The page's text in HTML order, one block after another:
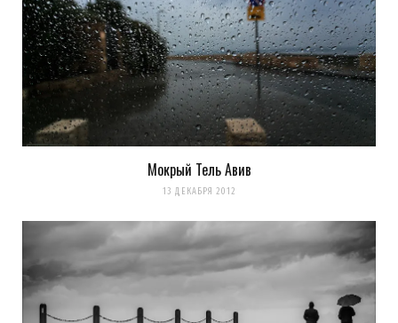
последующих моих комментариев.
Уведомить меня о новых комментариях по email.
Уведомлять меня о новых записях почтой.
Оповещать о новых
Мокрый Тель Авив
13 ДЕКАБРЯ 2012